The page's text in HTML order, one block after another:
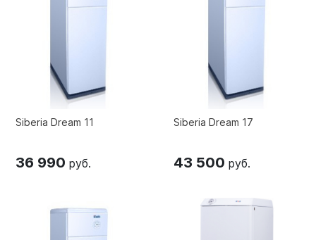
Siberia Dream 11
36 990 руб.
Siberia Dream 17
43 500 руб.